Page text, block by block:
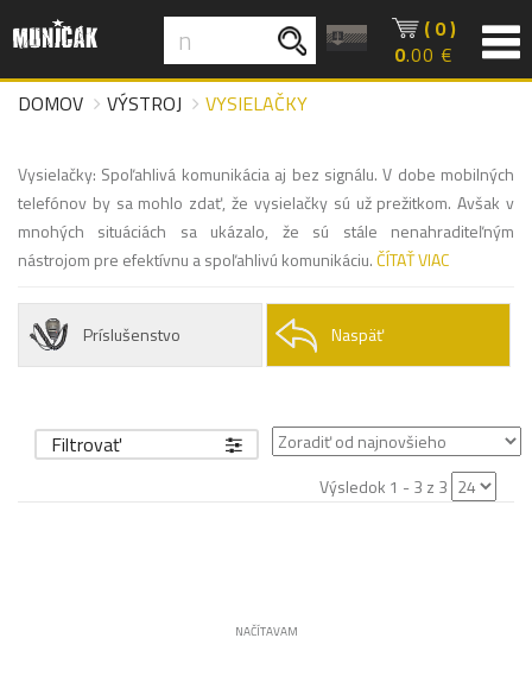
( 0 )
0.00 €
DOMOV
VÝSTROJ VYSIELAČKY
Vysielačky: Spoľahlivá komunikácia aj bez signálu. V dobe mobilných
telefónov by sa mohlo zdať, že vysielačky sú už prežitkom. Avšak v
mnohých situáciách sa ukázalo, že sú stále nenahraditeľným
nástrojom pre efektívnu a spoľahlivú komunikáciu.ČÍTAŤ VIAC
Príslušenstvo Naspäť
Filtrovať
Výsledok 1 - 3 z 3
NAČÍTAVAM